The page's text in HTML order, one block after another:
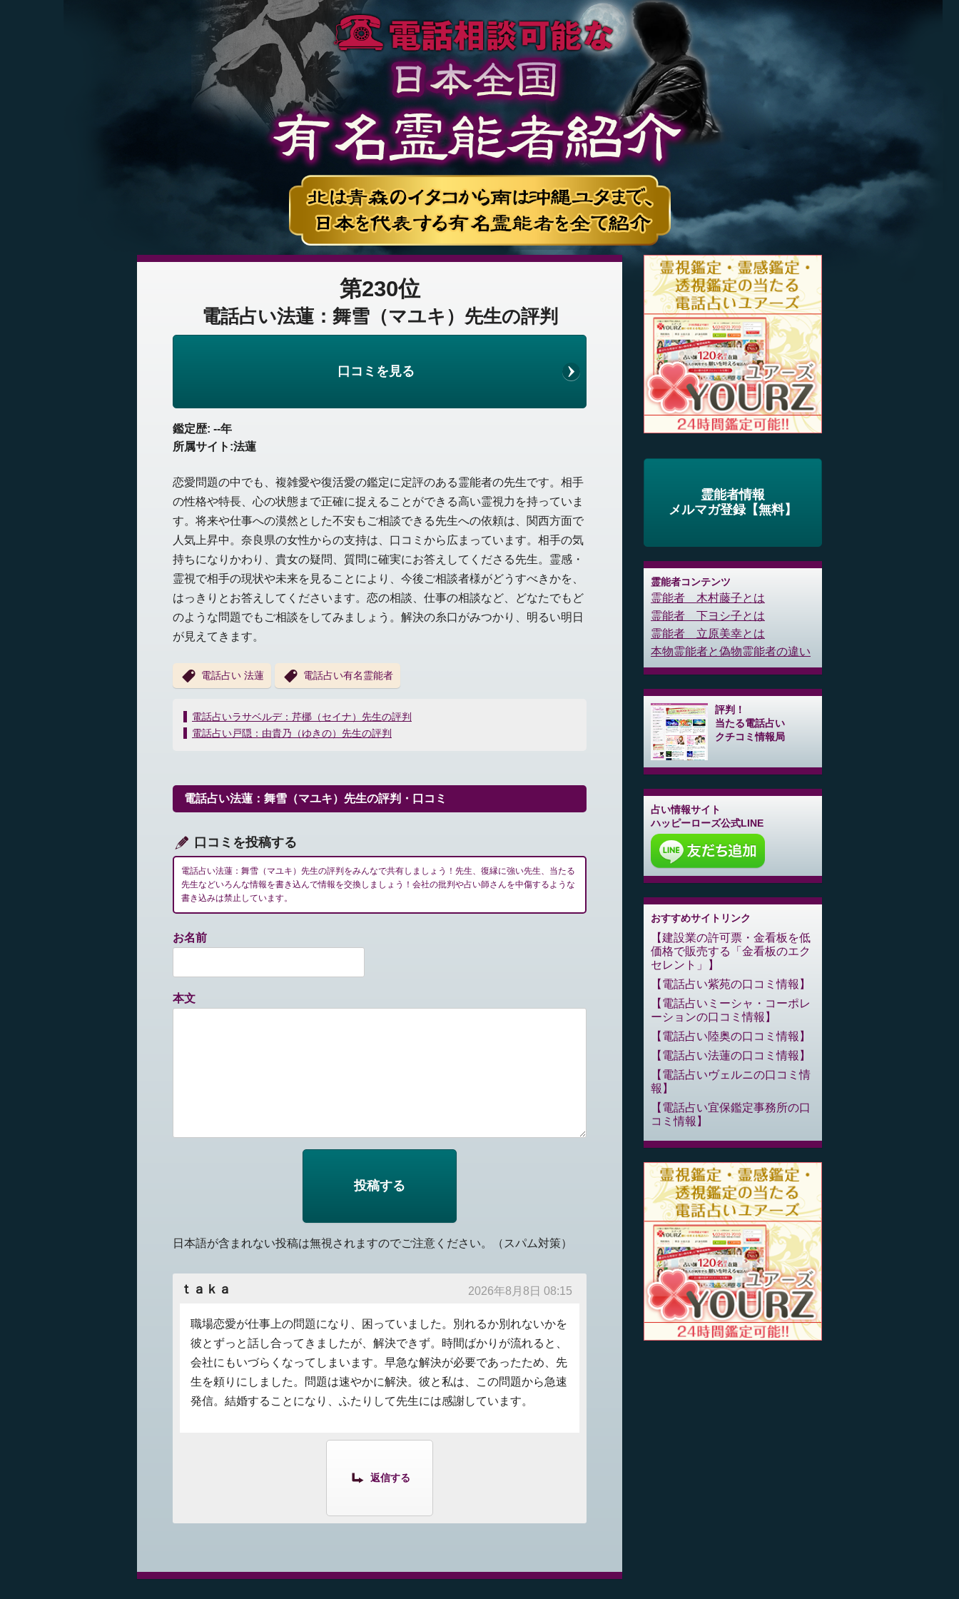
第230位
電話占い法蓮：舞雪（マユキ）先生の評判
口コミを見る
鑑定歴: --年
所属サイト:法蓮
恋愛問題の中でも、複雑愛や復活愛の鑑定に定評のある霊能者の先生です。相手
の性格や特長、心の状態まで正確に捉えることができる高い霊視力を持っていま
す。将来や仕事への漠然とした不安もご相談できる先生への依頼は、関西方面で
人気上昇中。奈良県の女性からの支持は、口コミから広まっています。相手の気
持ちになりかわり、貴女の疑問、質問に確実にお答えしてくださる先生。霊感・
霊視で相手の現状や未来を見ることにより、今後ご相談者様がどうすべきかを、
はっきりとお答えしてくださいます。恋の相談、仕事の相談など、どなたでもど
のような問題でもご相談をしてみましょう。解決の糸口がみつかり、明るい明日
が見えてきます。
電話占い 法蓮 電話占い有名霊能者
投
稿
ー
シ
ン
電話占いラサベルデ：芹梛（セイナ）先生の評判
電話占い戸隠：由貴乃（ゆきの）先生の評判
電話占い法蓮：舞雪（マユキ）先生の評判・口コミ
口コミを投稿する
電話占い法蓮：舞雪（マユキ）先生の評判をみんなで共有しましょう！先生、復縁に強い先生、当たる
先生などいろんな情報を書き込んで情報を交換しましょう！会社の批判や占い師さんを中傷するような
書き込みは禁止しています。
お名前
本文
日本語が含まれない投稿は無視されますのでご注意ください。（スパム対策）
ｔａｋａ 2026年8月8日 08:15
職場恋愛が仕事上の問題になり、困っていました。別れるか別れないかを
彼とずっと話し合ってきましたが、解決できず。時間ばかりが流れると、
会社にもいづらくなってしまいます。早急な解決が必要であったため、先
生を頼りにしました。問題は速やかに解決。彼と私は、この問題から急速
発信。結婚することになり、ふたりして先生には感謝しています。
返信する
霊能者情報
メルマガ登録【無料】
霊能者コンテンツ
霊能者 木村藤子とは
霊能者 下ヨシ子とは
霊能者 立原美幸とは
本物霊能者と偽物霊能者の違い
評判！
当たる電話占い
クチコミ情報局
占い情報サイト
ハッピーローズ公式LINE
おすすめサイトリンク
建設業の許可票・金看板を低
価格で販売する「金看板のエク
セレント」
電話占い紫苑の口コミ情報
電話占いミーシャ・コーポレ
ーションの口コミ情報
電話占い陸奥の口コミ情報
電話占い法蓮の口コミ情報
電話占いヴェルニの口コミ情
報
電話占い宜保鑑定事務所の口
コミ情報